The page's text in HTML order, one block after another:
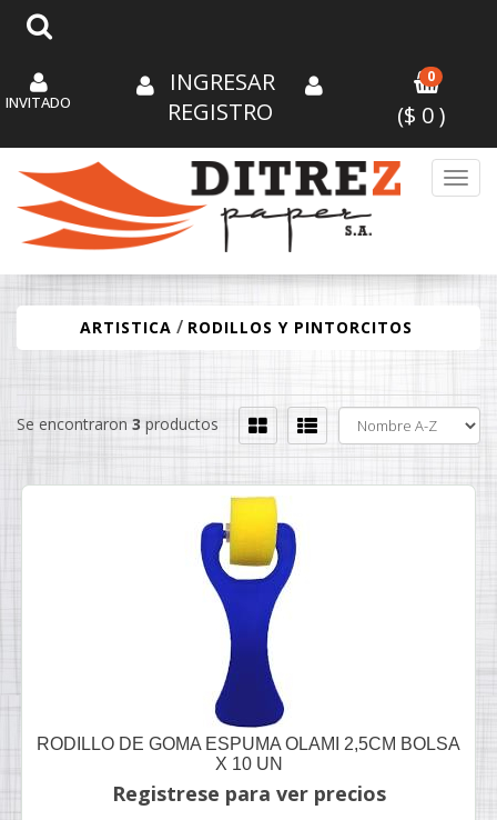
INVITADO
INGRESAR
REGISTRO
0
($ 0)
ARTISTICA / RODILLOS Y PINTORCITOS
Se encontraron 3 productos
RODILLO DE GOMA ESPUMA OLAMI 2,5CM BOLSA
X 10 UN
Registrese para ver precios